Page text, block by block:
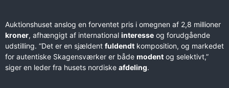
Auktionshuset anslog en forventet pris i omegnen af 2,8 millioner
kroner, afhængigt af international interesse og forudgående
udstilling. “Det er en sjældent fuldendt komposition, og markedet
for autentiske Skagensværker er både modent og selektivt,”
siger en leder fra husets nordiske afdeling.